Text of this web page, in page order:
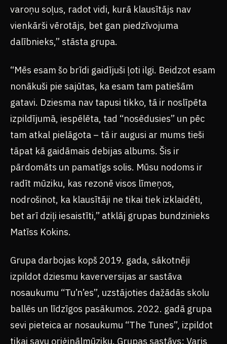
varoņu soļus, radot vidi, kurā klausītājs nav
vienkārši vērotājs, bet gan piedzīvojuma
dalībnieks,” stāsta grupa.
“Mēs esam šo brīdi gaidījuši ļoti ilgi. Beidzot esam
nonākuši pie sajūtas, ka esam tam patiešām
gatavi. Dziesma nav tapusi tikko, tā ir noslīpēta
izpildījumā, iespēlēta, tad “nosēdusies” un pēc
tam atkal pielāgota – tā ir augusi ar mums tieši
tāpat kā gaidāmais debijas albums. Šis ir
pārdomāts un pamatīgs solis. Mūsu nodoms ir
radīt mūziku, kas rezonē visos līmeņos,
nodrošinot, ka klausītāji ne tikai tiek izklaidēti,
bet arī dziļi iesaistīti,” atklāj grupas bundzinieks
Matīss Kokins.
Grupa darbojas kopš 2019. gada, sākotnēji
izpildot dziesmu kaverversijas ar sastāva
nosaukumu “Tu’n’es”, uzstājoties dažādās skolu
ballēs un līdzīgos pasākumos. 2022. gadā grupa
sevi pieteica ar nosaukumu “The Tunes”, izpildot
tikai savu oriģinālmūziku. Grupas sastāvs: Varis